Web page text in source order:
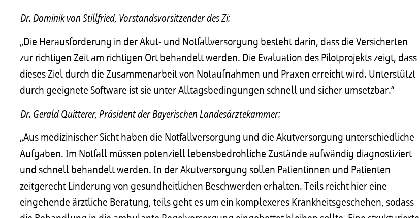
Dr. Dominik von Stillfried, Vorstandsvorsitzender des Zi:
„Die Herausforderung in der Akut- und Notfallversorgung besteht darin, dass die Versicherten
zur richtigen Zeit am richtigen Ort behandelt werden. Die Evaluation des Pilotprojekts zeigt, dass
dieses Ziel durch die Zusammenarbeit von Notaufnahmen und Praxen erreicht wird. Unterstützt
durch geeignete Software ist sie unter Alltagsbedingungen schnell und sicher umsetzbar.“
Dr. Gerald Quitterer, Präsident der Bayerischen Landesärztekammer:
„Aus medizinischer Sicht haben die Notfallversorgung und die Akutversorgung unterschiedliche
Aufgaben. Im Notfall müssen potenziell lebensbedrohliche Zustände aufwändig diagnostiziert
und schnell behandelt werden. In der Akutversorgung sollen Patientinnen und Patienten
zeitgerecht Linderung von gesundheitlichen Beschwerden erhalten. Teils reicht hier eine
eingehende ärztliche Beratung, teils geht es um ein komplexeres Krankheitsgeschehen, sodass